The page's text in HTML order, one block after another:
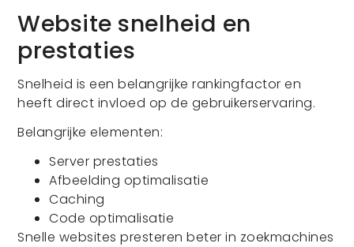
Website snelheid en
prestaties
Snelheid is een belangrijke rankingfactor en
heeft direct invloed op de gebruikerservaring.
Belangrijke elementen:
Server prestaties
Afbeelding optimalisatie
Caching
Code optimalisatie
Snelle websites presteren beter in zoekmachines